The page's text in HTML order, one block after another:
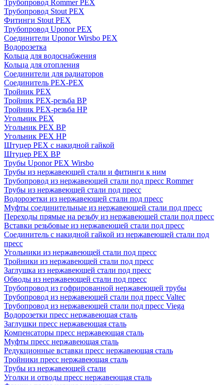
Трубопровод Rommer PEX
Трубопровод Stout PEX
Фитинги Stout PEX
Трубопровод Uponor PEX
Соединители Uponor Wirsbo PEX
Водорозетка
Кольца для водоснабжения
Кольца для отопления
Соединители для радиаторов
Соединитель PEX-PEX
Тройник PEX
Тройник PEX-резьба ВР
Тройник PEX-резьба НР
Угольник PEX
Угольник PEX ВР
Угольник PEX НР
Штуцер PEX c накидной гайкой
Штуцер PEX ВР
Трубы Uponor PEX Wirsbo
Трубы из нержавеющей стали и фитинги к ним
Трубопровод из нержавеющей стали под пресс Rommer
Трубы из нержавеющей стали под пресс
Водорозетки из нержавеющей стали под пресс
Муфты соединительные из нержавеющей стали под пресс
Переходы прямые на резьбу из нержавеющей стали под пресс
Вставки резьбовые из нержавеющей стали под пресс
Соединитель с накидной гайкой из нержавеющей стали под
пресс
Угольники из нержавеющей стали под пресс
Тройники из нержавеющей стали под пресс
Заглушка из нержавеющей стали под пресс
Обводы из нержавеющей стали под пресс
Трубопровод из гофрированной нержавеющей трубы
Трубопровод из нержавеющей стали под пресс Valtec
Трубопровод из нержавеющей стали под пресс Viega
Водорозетки пресс нержавеющая сталь
Заглушки пресс нержавеющая сталь
Компенсаторы пресс нержавеющая сталь
Муфты пресс нержавеющая сталь
Редукционные вставки пресс нержавеющая сталь
Тройники пресс нержавеющая сталь
Трубы из нержавеющей стали
Уголки и отводы пресс нержавеющая сталь